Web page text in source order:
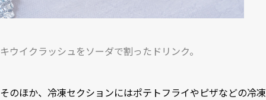
キウイクラッシュをソーダで割ったドリンク。
そのほか、冷凍セクションにはポテトフライやピザなどの冷凍